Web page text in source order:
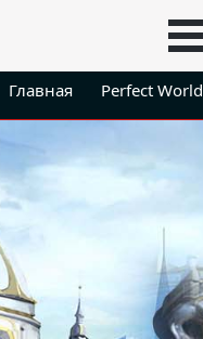
Главная Perfect World